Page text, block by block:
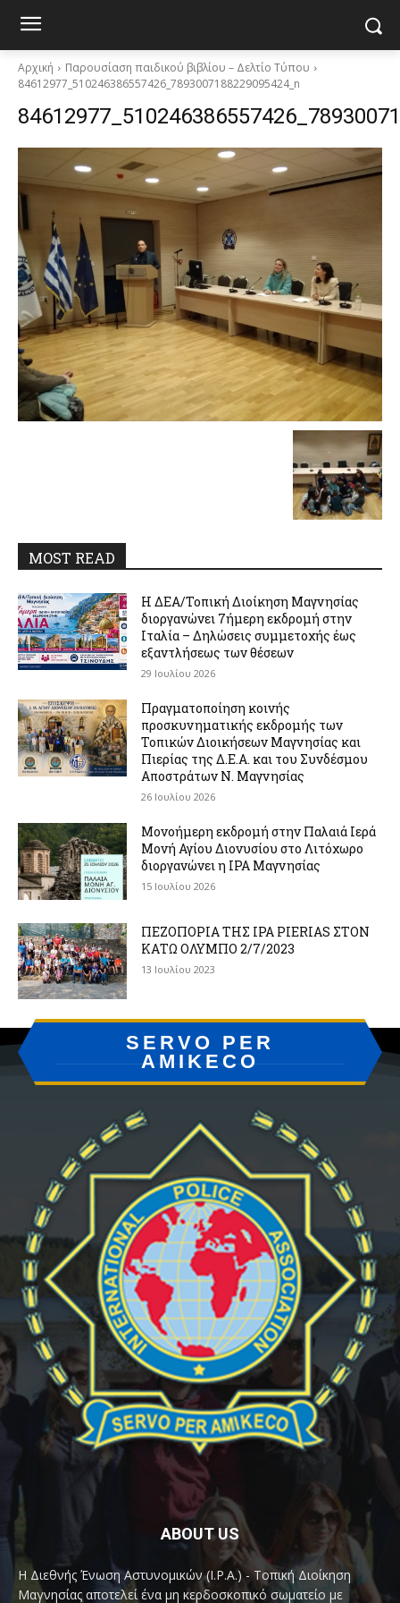
Αρχική
Παρουσίαση παιδικού βιβλίου – Δελτίο Τύπου
84612977_510246386557426_7893007188229095424_n
MOST READ
Η ΔΕΑ/Τοπική Διοίκηση Μαγνησίας
διοργανώνει 7ήμερη εκδρομή στην
Ιταλία – Δηλώσεις συμμετοχής έως
εξαντλήσεως των θέσεων
29 Ιουλίου 2026
Πραγματοποίηση κοινής
προσκυνηματικής εκδρομής των
Τοπικών Διοικήσεων Μαγνησίας και
Πιερίας της Δ.Ε.Α. και του Συνδέσμου
Αποστράτων Ν. Μαγνησίας
26 Ιουλίου 2026
Μονοήμερη εκδρομή στην Παλαιά Ιερά
Μονή Αγίου Διονυσίου στο Λιτόχωρο
διοργανώνει η IPA Μαγνησίας
15 Ιουλίου 2026
ΠΕΖΟΠΟΡΙΑ ΤΗΣ IPA PIERIAS ΣΤΟΝ
ΚΑΤΩ ΟΛΥΜΠΟ 2/7/2023
13 Ιουλίου 2023
SERVO PER
AMIKECO
ABOUT US
Η Διεθνής Ένωση Αστυνομικών (I.P.A.) - Τοπική Διοίκηση
Μαγνησίας αποτελεί ένα μη κερδοσκοπικό σωματείο με